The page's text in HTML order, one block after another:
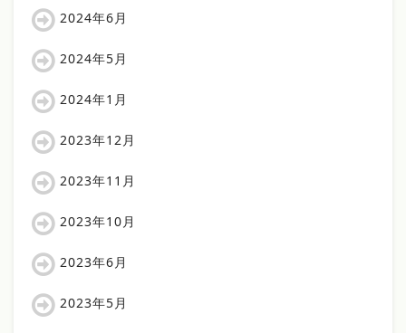
2024年6月
2024年5月
2024年1月
2023年12月
2023年11月
2023年10月
2023年6月
2023年5月